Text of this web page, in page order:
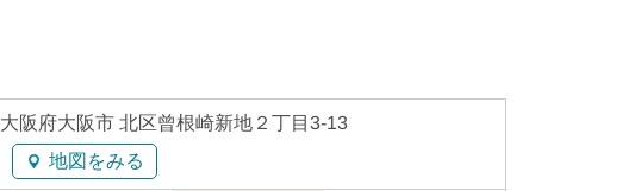
大阪府大阪市 北区曾根崎新地２丁目3-13
地図をみる